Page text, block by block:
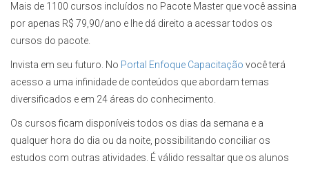
Mais de 1100 cursos incluídos no Pacote Master que você assina
por apenas R$ 79,90/ano e lhe dá direito a acessar todos os
cursos do pacote.
Invista em seu futuro. No Portal Enfoque Capacitação você terá
acesso a uma infinidade de conteúdos que abordam temas
diversificados e em 24 áreas do conhecimento.
Os cursos ficam disponíveis todos os dias da semana e a
qualquer hora do dia ou da noite, possibilitando conciliar os
estudos com outras atividades. É válido ressaltar que os alunos